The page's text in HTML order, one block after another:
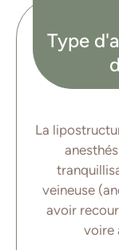
Type
La
veineuse
avoir
voire